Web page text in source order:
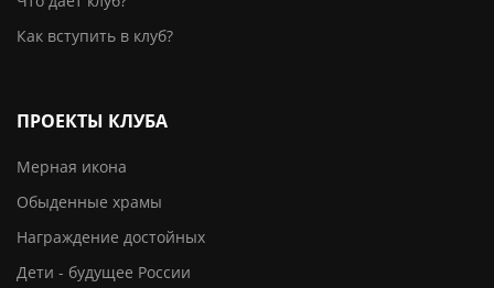
Как вступить в клуб?
ПРОЕКТЫ КЛУБА
Мерная икона
Обыденные храмы
Награждение достойных
Дети - будущее России